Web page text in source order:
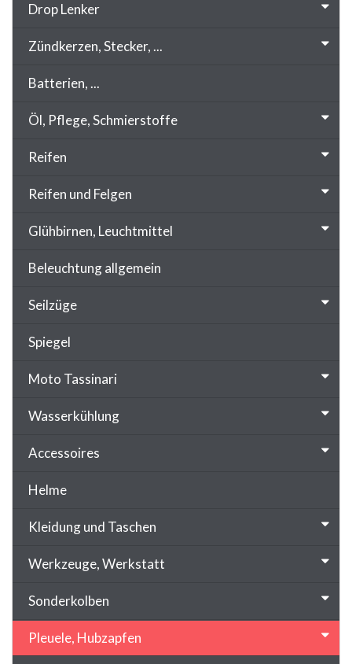
Drop Lenker
Zündkerzen, Stecker, ...
Batterien, ...
Öl, Pflege, Schmierstoffe
Reifen
Reifen und Felgen
Glühbirnen, Leuchtmittel
Beleuchtung allgemein
Seilzüge
Spiegel
Moto Tassinari
Wasserkühlung
Accessoires
Helme
Kleidung und Taschen
Werkzeuge, Werkstatt
Sonderkolben
Pleuele, Hubzapfen